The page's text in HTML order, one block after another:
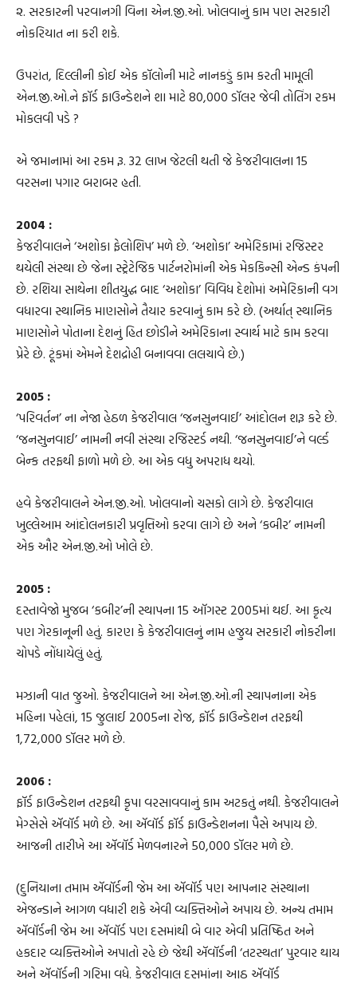
૨. સરકારની પરવાનગી વિના એન.જી.ઓ. ખોલવાનું કામ પણ સરકારી
નોકરિયાત ના કરી શકે.
ઉપરાંત, દિલ્લીની કોઈ એક કૉલોની માટે નાનકડું કામ કરતી મામૂલી
એન.જી.ઓ.ને ફૉર્ડ ફાઉન્ડેશને શા માટે 80,000 ડૉલર જેવી તોતિંગ રકમ
મોકલવી પડે ?
એ જમાનામાં આ રકમ રૂ. 32 લાખ જેટલી થતી જે કેજરીવાલના 15
વરસના પગાર બરાબર હતી.
2004 :
કેજરીવાલને ‘અશોકા ફેલોશિપ’ મળે છે. ‘અશોકા’ અમેરિકામાં રજિસ્ટર
થયેલી સંસ્થા છે જેના સ્ટ્રેટેજિક પાર્ટનરોમાંની એક મેકકિન્સી એન્ડ કંપની
છે. રશિયા સાથેના શીતયુદ્ધ બાદ ‘અશોકા’ વિવિધ દેશોમાં અમેરિકાની વગ
વધારવા સ્થાનિક માણસોને તૈયાર કરવાનું કામ કરે છે. (અર્થાત્ સ્થાનિક
માણસોને પોતાના દેશનું હિત છોડીને અમેરિકાના સ્વાર્થ માટે કામ કરવા
પ્રેરે છે. ટૂંકમાં એમને દેશદ્રોહી બનાવવા લલચાવે છે.)
2005 :
‘પરિવર્તન’ ના નેજા હેઠળ કેજરીવાલ ‘જનસુનવાઈ’ આંદોલન શરૂ કરે છે.
‘જનસુનવાઈ’ નામની નવી સંસ્થા રજિસ્ટર્ડ નથી. ‘જનસુનવાઈ’ને વર્લ્ડ
બેન્ક તરફથી ફાળો મળે છે. આ એક વધુ અપરાધ થયો.
હવે કેજરીવાલને એન.જી.ઓ. ખોલવાનો ચસકો લાગે છે. કેજરીવાલ
ખુલ્લેઆમ આંદોલનકારી પ્રવૃત્તિઓ કરવા લાગે છે અને ‘કબીર’ નામની
એક ઔર એન.જી.ઓ ખોલે છે.
2005 :
દસ્તાવેજો મુજબ ‘કબીર’ની સ્થાપના 15 ઑગસ્ટ 2005માં થઈ. આ કૃત્ય
પણ ગેરકાનૂની હતું. કારણ કે કેજરીવાલનું નામ હજુય સરકારી નોકરીના
ચોપડે નોંધાયેલું હતું.
મઝાની વાત જુઓ. કેજરીવાલને આ એન.જી.ઓ.ની સ્થાપનાના એક
મહિના પહેલાં, 15 જુલાઈ 2005ના રોજ, ફૉર્ડ ફાઉન્ડેશન તરફથી
1,72,000 ડૉલર મળે છે.
2006 :
ફૉર્ડ ફાઉન્ડેશન તરફથી કૃપા વરસાવવાનું કામ અટકતું નથી. કેજરીવાલને
મેગ્સેસે ઍવૉર્ડ મળે છે. આ ઍવૉર્ડ ફૉર્ડ ફાઉન્ડેશનના પૈસે અપાય છે.
આજની તારીખે આ ઍવૉર્ડ મેળવનારને 50,000 ડૉલર મળે છે.
(દુનિયાના તમામ ઍવૉર્ડની જેમ આ ઍવૉર્ડ પણ આપનાર સંસ્થાના
એજન્ડાને આગળ વધારી શકે એવી વ્યક્તિઓને અપાય છે. અન્ય તમામ
ઍવૉર્ડની જેમ આ ઍવૉર્ડ પણ દસમાંથી બે વાર એવી પ્રતિષ્ઠિત અને
હકદાર વ્યક્તિઓને અપાતો રહે છે જેથી ઍવૉર્ડની ‘તટસ્થતા’ પુરવાર થાય
અને ઍવૉર્ડની ગરિમા વધે. કેજરીવાલ દસમાંના આઠ ઍવૉર્ડ